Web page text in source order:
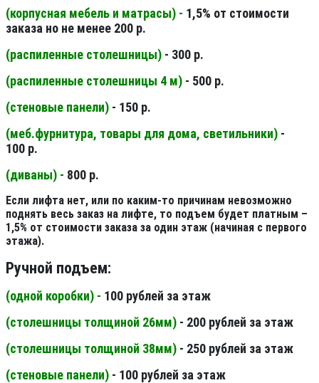
(корпусная мебель и матрасы) - 1,5% от стоимости
заказа но не менее 200 р.
(распиленные столешницы) - 300 р.
(распиленные столешницы 4 м) - 500 р.
(стеновые панели) - 150 р.
(меб.фурнитура, товары для дома, светильники) -
100 р.
(диваны) - 800 р.
Если лифта нет, или по каким-то причинам невозможно
поднять весь заказ на лифте, то подъем будет платным –
1,5% от стоимости заказа за один этаж (начиная с первого
этажа).
Ручной подъем:
(одной коробки) - 100 рублей за этаж
(столешницы толщиной 26мм) - 200 рублей за этаж
(столешницы толщиной 38мм) - 250 рублей за этаж
(стеновые панели) - 100 рублей за этаж